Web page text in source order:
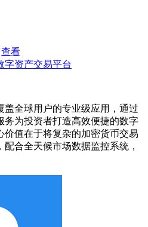
查看
字资产交易平台
盖全球用户的专业级应用，通过
务为投资者打造高效便捷的数字
价值在于将复杂的加密货币交易
合全天候市场数据监控系统，